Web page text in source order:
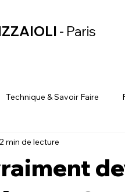
- Paris
Technique & Savoir Faire
2 min de lecture